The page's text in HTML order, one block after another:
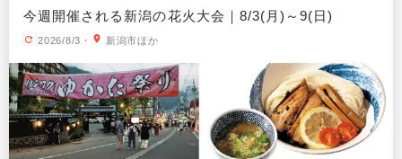
今週開催される新潟の花火大会｜8/3(月)～9(日)
2026/8/3 ・ 新潟市ほか